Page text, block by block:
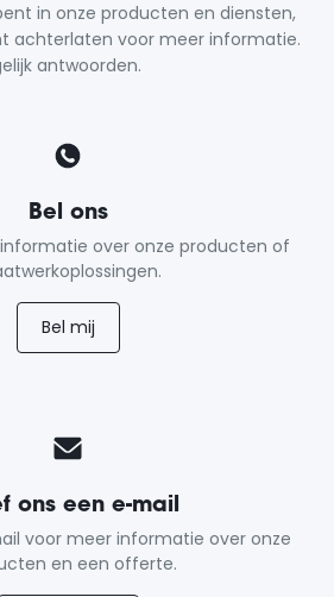
in onze producten en diensten,
achterlaten voor meer informatie.
antwoorden.
Bel ons
over onze producten of
Bel mij
ons een e-mail
voor meer informatie over onze
en een offerte.